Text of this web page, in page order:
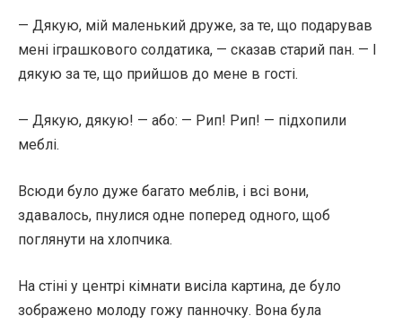
— Дякую, мій маленький друже, за те, що подарував
мені іграшкового солдатика, — сказав старий пан. — І
дякую за те, що прийшов до мене в гості.
— Дякую, дякую! — або: — Рип! Рип! — підхопили
меблі.
Всюди було дуже багато меблів, і всі вони,
здавалось, пнулися одне поперед одного, щоб
поглянути на хлопчика.
На стіні у центрі кімнати висіла картина, де було
зображено молоду гожу панночку. Вона була